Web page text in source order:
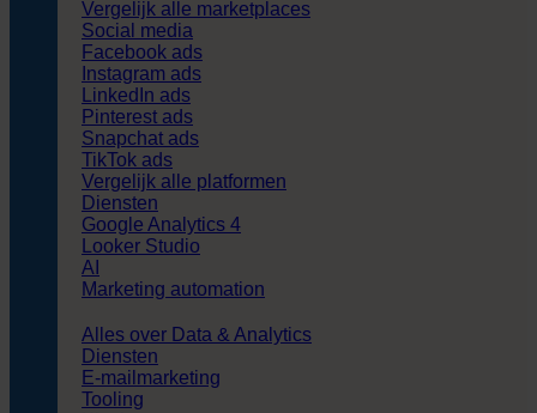
Vergelijk alle marketplaces
Social media
Facebook ads
Instagram ads
LinkedIn ads
Pinterest ads
Snapchat ads
TikTok ads
Vergelijk alle platformen
Diensten
Google Analytics 4
Looker Studio
AI
Marketing automation
Alles over Data & Analytics
Diensten
E-mailmarketing
Tooling